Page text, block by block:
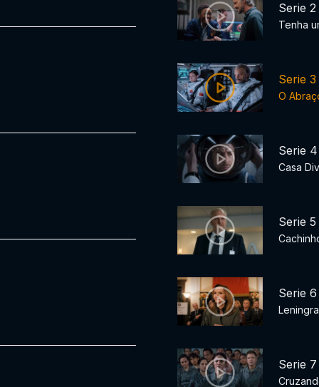
Serie 2
Tenha
Serie 3
O
Serie 4
Casa
Serie 5
Serie 6
Serie 7